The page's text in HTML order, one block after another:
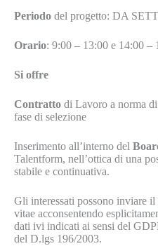
Periodo del progetto: DA
Orario: 9:00 – 13:00 e 14:00 –
Si offre
Contratto di Lavoro a norma
fase di selezione
Inserimento all’interno del
Talentform, nell’ottica di una
stabile e continuativa.
Gli interessati possono inviare
vitae acconsentendo
dati ivi indicati ai sensi del
del D.lgs 196/2003.